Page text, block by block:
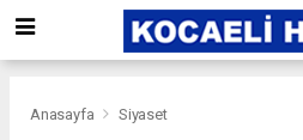
Anasayfa Siyaset